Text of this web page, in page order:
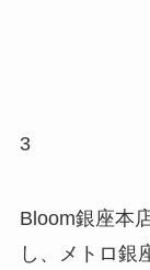
3
Bloom銀座本
し、メトロ銀